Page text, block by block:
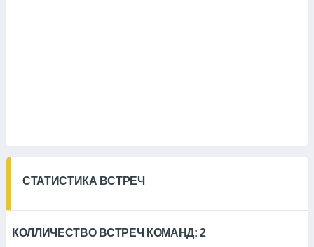
СТАТИСТИКА ВСТРЕЧ
КОЛЛИЧЕСТВО ВСТРЕЧ КОМАНД:2